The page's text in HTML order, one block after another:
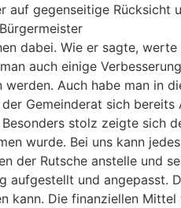
gegenseitige
dabei. Wie er sagte,
auch einige
Auch habe man in
Gemeinderat sich
stolz zeigte sich
wurde. Bei uns kann
der Rutsche anstelle und
und angepasst.
kann. Die finanziellen